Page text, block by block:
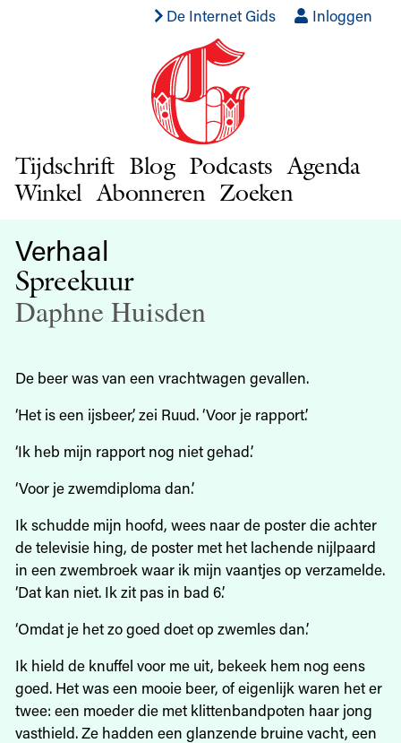
De Internet Gids Inloggen
Tijdschrift Blog Podcasts Agenda
Winkel Abonneren Zoeken
Verhaal
Spreekuur
Daphne Huisden
De beer was van een vrachtwagen gevallen.
‘Het is een ijsbeer,’ zei Ruud. ‘Voor je rapport.’
‘Ik heb mijn rapport nog niet gehad.’
‘Voor je zwemdiploma dan.’
Ik schudde mijn hoofd, wees naar de poster die achter
de televisie hing, de poster met het lachende nijlpaard
in een zwembroek waar ik mijn vaantjes op verzamelde.
‘Dat kan niet. Ik zit pas in bad 6.’
‘Omdat je het zo goed doet op zwemles dan.’
Ik hield de knuffel voor me uit, bekeek hem nog eens
goed. Het was een mooie beer, of eigenlijk waren het er
twee: een moeder die met klittenbandpoten haar jong
vasthield. Ze hadden een glanzende bruine vacht, een